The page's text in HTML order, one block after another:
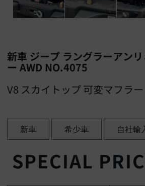
新車 ジープ ラングラーアン
ー AWD NO.4075
V8 スカイトップ 可変マフラ
新車 希少車 自社輸
SPECIAL